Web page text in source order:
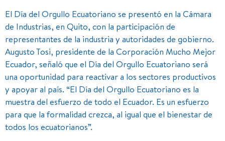
El Día del Orgullo Ecuatoriano se presentó en la Cámara
de Industrias, en Quito, con la participación de
representantes de la industria y autoridades de gobierno.
Augusto Tosi, presidente de la Corporación Mucho Mejor
Ecuador, señaló que el Día del Orgullo Ecuatoriano será
una oportunidad para reactivar a los sectores productivos
y apoyar al país. “El Día del Orgullo Ecuatoriano es la
muestra del esfuerzo de todo el Ecuador. Es un esfuerzo
para que la formalidad crezca, al igual que el bienestar de
todos los ecuatorianos”.